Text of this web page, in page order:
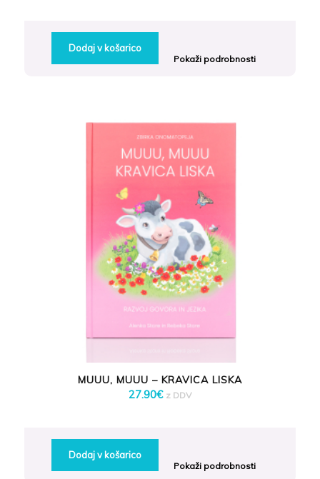
27.90€.
Dodaj v košarico
Pokaži podrobnosti
MUUU, MUUU – KRAVICA LISKA
27.90€ z DDV
Dodaj v košarico
Pokaži podrobnosti